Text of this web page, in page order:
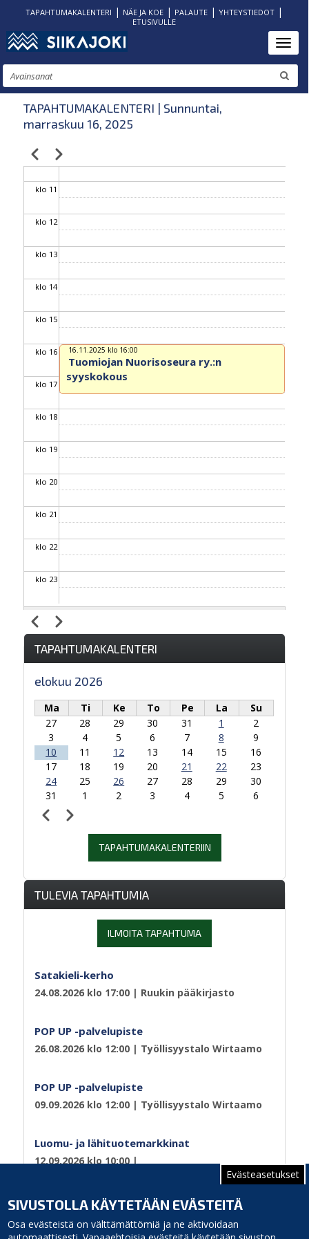
Evästeasetukset
SIVUSTOLLA KÄYTETÄÄN EVÄSTEITÄ
Osa evästeistä on välttämättömiä ja ne aktivoidaan
Hyppää
pääsisältöön
TAPAHTUMAKALENTERI | NÄE JA KOE| PALAUTE| YHTEYSTIEDOT|
ETUSIVULLE
Etsi
TAPAHTUMAKALENTERI | Sunnuntai,
marraskuu 16, 2025
Sivutus
EdellinenSeuraava
klo 08
klo 09
klo 10
klo 11
klo 12
klo 13
klo 14
klo 15
klo 16
klo 17
klo 18
klo 19
klo 20
klo 21
klo 22
klo 23
16.11.2025 klo 16:00
Tuomiojan Nuorisoseura ry.:n
syyskokous
Sivutus
EdellinenSeuraava
TAPAHTUMAKALENTERI
elokuu 2026
Ma Ti Ke To Pe La
Su
27
28 29 30 31 1
2
3
4 5 6 7 8
9
10
11 12 13 14 15
16
17
18 19 20 21 22
23
24
25 26 27 28 29
30
31
1 2 3 4 5
6
Sivutus
EdellinenSeuraava
TAPAHTUMAKALENTERIIN
TULEVIA TAPAHTUMIA
ILMOITA TAPAHTUMA
Satakieli-kerho
24.08.2026 klo 17:00 | Ruukin pääkirjasto
POP UP -palvelupiste
26.08.2026 klo 12:00 | Työllisyystalo Wirtaamo
POP UP -palvelupiste
09.09.2026 klo 12:00 | Työllisyystalo Wirtaamo
Luomu- ja lähituotemarkkinat
12.09.2026 klo 10:00|
Edellinen
sivu
‹‹ Sivu 2